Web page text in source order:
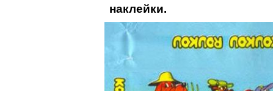
наклейки.